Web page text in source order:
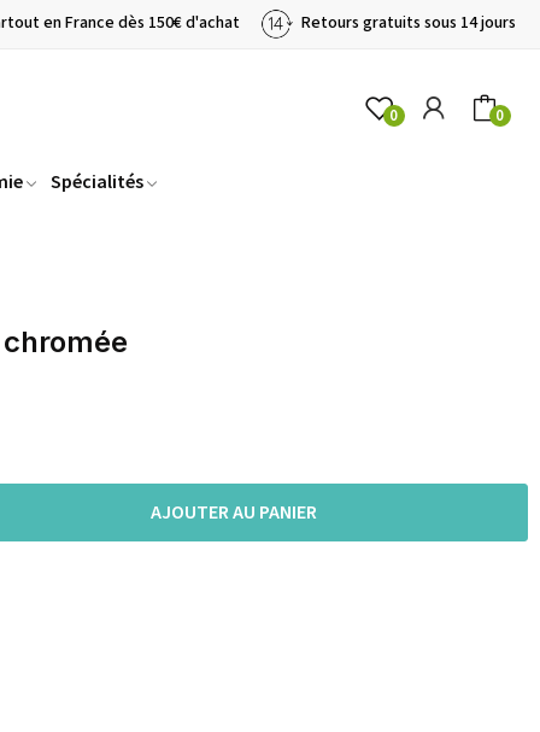
en France dès 150€ d'achat Retours gratuits sous 14 jours
0 0
Spécialités
AJOUTER AU PANIER